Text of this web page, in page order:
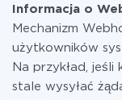
Informacja o
Mechanizm
użytkowników
Na przykład, jeśli
stale wysyłać